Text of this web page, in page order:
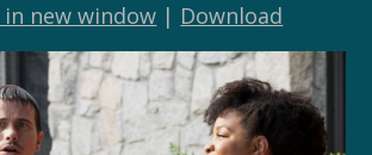
in new window | Download